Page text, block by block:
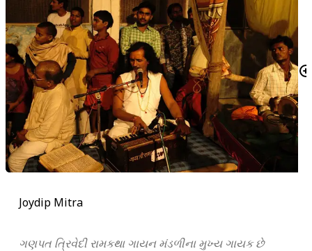
Joydip Mitra
ગણપત ત્રિવેદી રામકથા ગાયન મંડળીના મુખ્ય ગાયક છે